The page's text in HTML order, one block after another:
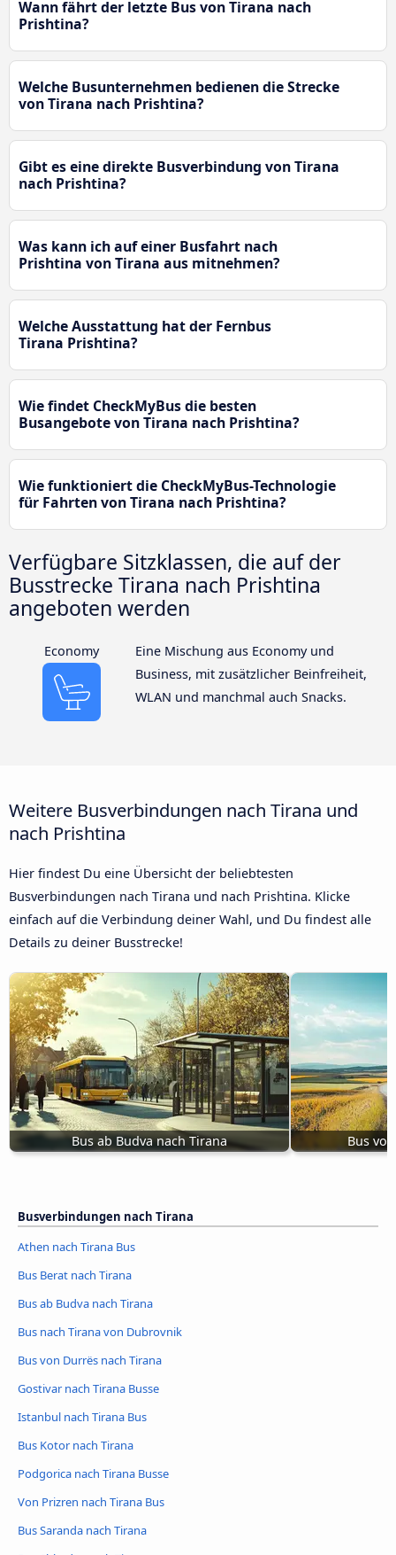
Wann fährt der letzte Bus von Tirana nach
Prishtina?
Welche Busunternehmen bedienen die Strecke
von Tirana nach Prishtina?
Gibt es eine direkte Busverbindung von Tirana
nach Prishtina?
Was kann ich auf einer Busfahrt nach
Prishtina von Tirana aus mitnehmen?
Welche Ausstattung hat der Fernbus
Tirana Prishtina?
Wie findet CheckMyBus die besten
Busangebote von Tirana nach Prishtina?
Wie funktioniert die CheckMyBus-Technologie
für Fahrten von Tirana nach Prishtina?
Verfügbare Sitzklassen, die auf der
Busstrecke Tirana nach Prishtina
angeboten werden
Economy
Eine Mischung aus Economy und
Business, mit zusätzlicher Beinfreiheit,
WLAN und manchmal auch Snacks.
Weitere Busverbindungen nach Tirana und
nach Prishtina
Hier findest Du eine Übersicht der beliebtesten
Busverbindungen nach Tirana und nach Prishtina. Klicke
einfach auf die Verbindung deiner Wahl, und Du findest alle
Details zu deiner Busstrecke!
Bus ab Budva nach Tirana Bus
Busverbindungen nach Tirana
Athen nach Tirana Bus
Bus Berat nach Tirana
Bus ab Budva nach Tirana
Bus nach Tirana von Dubrovnik
Bus von Durrës nach Tirana
Gostivar nach Tirana Busse
Istanbul nach Tirana Bus
Bus Kotor nach Tirana
Podgorica nach Tirana Busse
Von Prizren nach Tirana Bus
Bus Saranda nach Tirana